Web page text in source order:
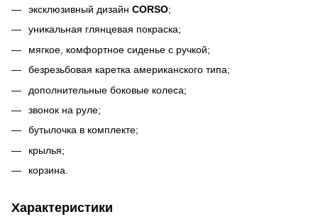
эксклюзивный дизайн CORSO;
уникальная глянцевая покраска;
мягкое, комфортное сиденье с ручкой;
безрезьбовая каретка американского типа;
дополнительные боковые колеса;
звонок на руле;
бутылочка в комплекте;
крылья;
корзина.
Характеристики